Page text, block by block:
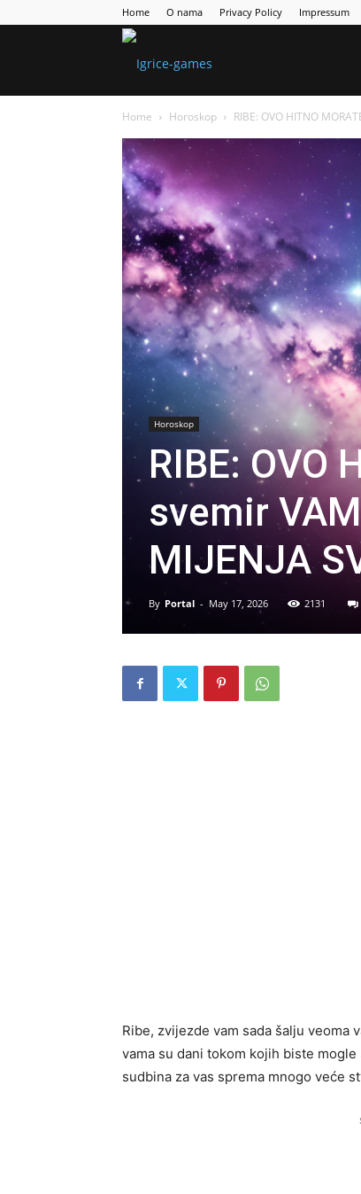
Home O nama Privacy Policy Impressum
Home Horoskop RIBE: OVO HITNO
Horoskop
RIBE: OVO
svemir
MIJENJA
By Portal - May 17, 2026 2131
Ribe, zvijezde vam sada šalju
vama su dani tokom kojih biste
sudbina za vas sprema mnogo veće